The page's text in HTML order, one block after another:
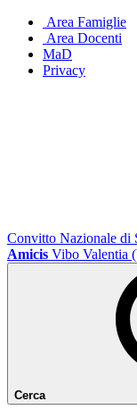
Area Famiglie
Area Docenti
MaD
Privacy
Convitto Nazionale di
Amicis Vibo Valentia
Cerca